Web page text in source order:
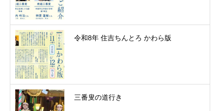
令和8年 住吉ちんとろ かわら版
三番叟の道行き